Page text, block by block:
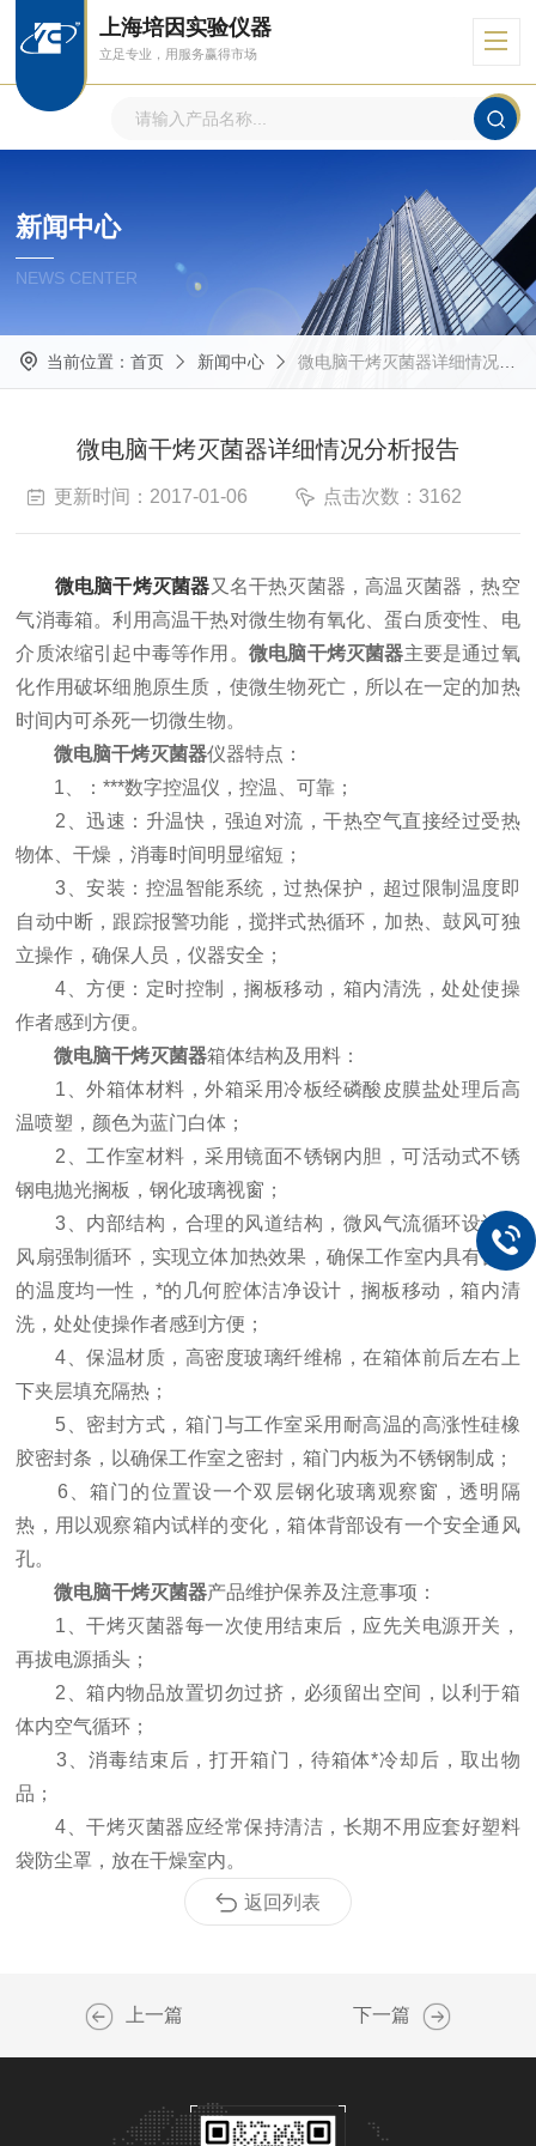
上海培因实验仪器
立足专业，用服务赢得市场
新闻中心
NEWS CENTER
当前位置： 首页 新闻中心 微电脑干烤灭菌器详细情况分析报告
微电脑干烤灭菌器详细情况分析报告
更新时间：2017-01-06 点击次数：3162
微电脑干烤灭菌器又名干热灭菌器，高温灭菌器，热空
气消毒箱。利用高温干热对微生物有氧化、蛋白质变性、电
介质浓缩引起中毒等作用。 微电脑干烤灭菌器主要是通过氧
化作用破坏细胞原生质，使微生物死亡，所以在一定的加热
时间内可杀死一切微生物。
微电脑干烤灭菌器仪器特点：
1、：***数字控温仪，控温、可靠；
2、迅速：升温快，强迫对流，干热空气直接经过受热
物体、干燥，消毒时间明显缩短；
3、安装：控温智能系统，过热保护，超过限制温度即
自动中断，跟踪报警功能，搅拌式热循环，加热、鼓风可独
立操作，确保人员，仪器安全；
4、方便：定时控制，搁板移动，箱内清洗，处处使操
作者感到方便。
微电脑干烤灭菌器箱体结构及用料：
1、外箱体材料，外箱采用冷板经磷酸皮膜盐处理后高
温喷塑，颜色为蓝门白体；
2、工作室材料，采用镜面不锈钢内胆，可活动式不锈
钢电抛光搁板，钢化玻璃视窗；
3、内部结构，合理的风道结构，微风气流循环设计，
风扇强制循环，实现立体加热效果，确保工作室内具有良好
的温度均一性，*的几何腔体洁净设计，搁板移动，箱内清
洗，处处使操作者感到方便；
4、保温材质，高密度玻璃纤维棉，在箱体前后左右上
下夹层填充隔热；
5、密封方式，箱门与工作室采用耐高温的高涨性硅橡
胶密封条，以确保工作室之密封，箱门内板为不锈钢制成；
6、箱门的位置设一个双层钢化玻璃观察窗，透明隔
热，用以观察箱内试样的变化，箱体背部设有一个安全通风
孔。
微电脑干烤灭菌器产品维护保养及注意事项：
1、干烤灭菌器每一次使用结束后，应先关电源开关，
再拔电源插头；
2、箱内物品放置切勿过挤，必须留出空间，以利于箱
体内空气循环；
3、消毒结束后，打开箱门，待箱体*冷却后，取出物
品；
4、干烤灭菌器应经常保持清洁，长期不用应套好塑料
袋防尘罩，放在干燥室内。
返回列表
上一篇 下一篇